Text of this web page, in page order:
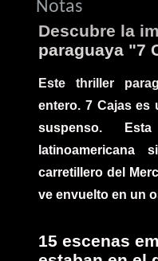
Notas
Descubre la
paraguaya "7
Este thriller
entero. 7 Cajas es
suspenso.
carretillero del
ve envuelto en un
15 escenas